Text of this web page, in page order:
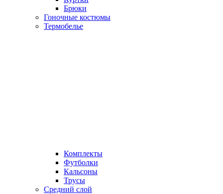
Брюки
Гоночные костюмы
Термобелье
Комплекты
Футболки
Кальсоны
Трусы
Средний слой